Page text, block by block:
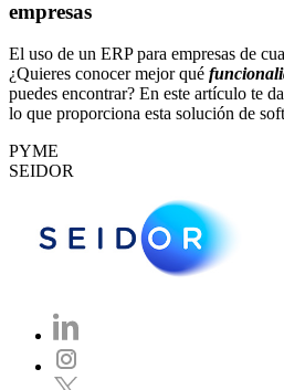
empresas
El uso de un ERP para empresas de
¿Quieres conocer mejor qué
puedes encontrar? En este artículo te
lo que proporciona esta solución de
PYME
SEIDOR